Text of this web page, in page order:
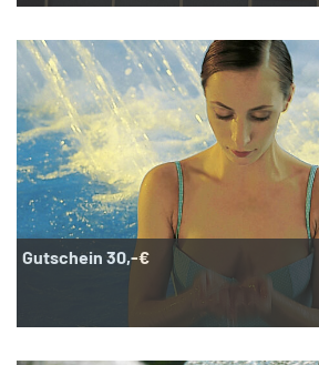
Gutschein 30,-€